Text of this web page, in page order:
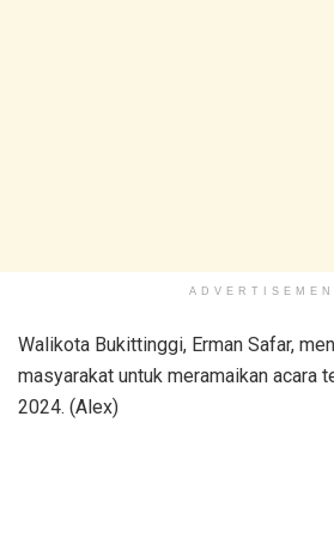
Walikota Bukittinggi, Erman Safar,
masyarakat untuk meramaikan acara
2024. (Alex)